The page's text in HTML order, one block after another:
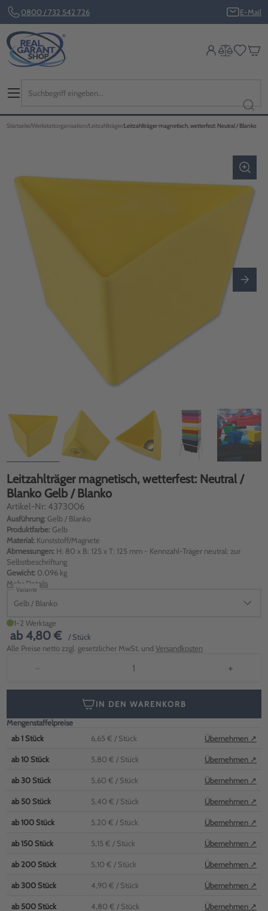
0800 / 732 542 726 E-Mail
Startseite Werkstattorganisation Leitzahlträger Leitzahlträger magnetisch, wetterfest: Neutral / Blanko
Leitzahlträger magnetisch, wetterfest: Neutral /
Blanko Gelb / Blanko
Artikel-Nr: 4373006
Ausführung: Gelb / Blanko
Produktfarbe: Gelb
Material: Kunststoff/Magnete
Abmessungen: H: 80 x B: 125 x T: 125 mm - Kennzahl-Träger neutral: zur
Selbstbeschriftung
Gewicht: 0.096 kg
Mehr Details
Variante
Gelb / Blanko
1-2 Werktage
ab 4,80 €
/ Stück
Alle Preise netto zzgl. gesetzlicher MwSt. und Versandkosten
− +
IN DEN WARENKORB
Mengenstaffelpreise
ab1 Stück 6,65 € / Stück Übernehmen ↗
ab10 Stück 5,80 € / Stück Übernehmen ↗
ab30 Stück 5,60 € / Stück Übernehmen ↗
ab 50 Stück 5,40 € / Stück Übernehmen ↗
ab100 Stück 5,20 € / Stück Übernehmen ↗
ab150 Stück 5,15 € / Stück Übernehmen ↗
ab 200 Stück 5,10 € / Stück Übernehmen ↗
ab300 Stück 4,90 € / Stück Übernehmen ↗
ab 500 Stück 4,80 € / Stück Übernehmen ↗